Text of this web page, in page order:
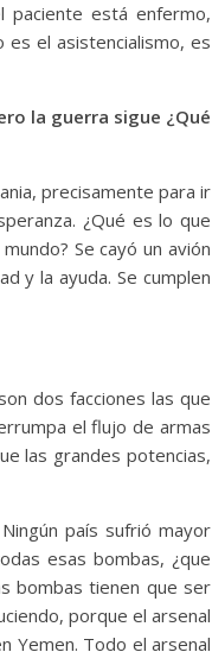
paciente está enfermo,
el asistencialismo, es
la guerra sigue ¿Qué
precisamente para ir
¿Qué es lo que
Se cayó un avión
y la ayuda. Se cumplen
dos facciones las que
el flujo de armas
las grandes potencias,
país sufrió mayor
esas bombas, ¿que
bombas tienen que ser
porque el arsenal
Yemen. Todo el arsenal